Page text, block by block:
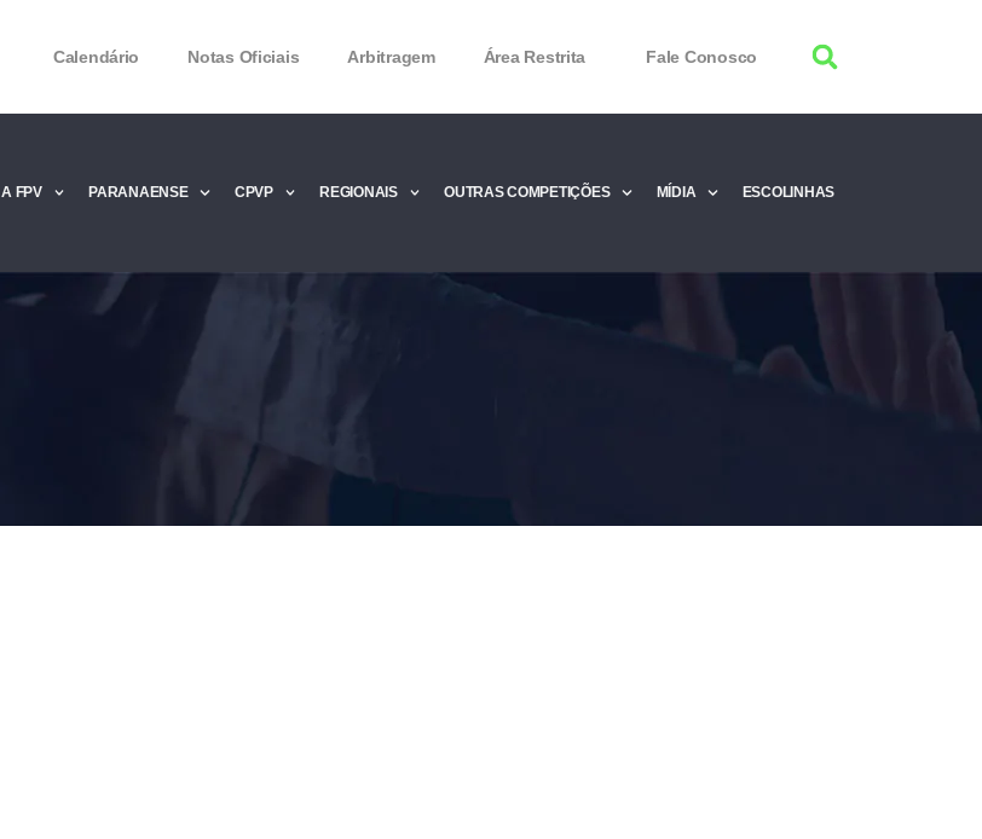
Calendário Notas Oficiais Arbitragem Área Restrita Fale Conosco
A FPV
Microsoft Office 2016 Product Key 2020 – Free Product Keys
PARANAENSE CPVP REGIONAIS OUTRAS COMPETIÇÕES MÍDIA ESCOLINHAS